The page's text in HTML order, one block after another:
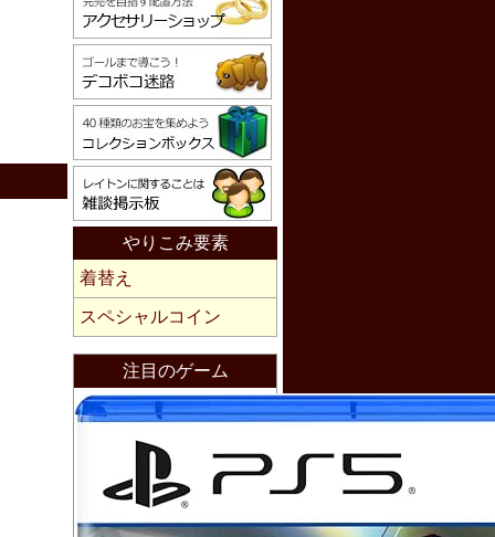
やりこみ要素
着替え
スペシャルコイン
注目のゲーム